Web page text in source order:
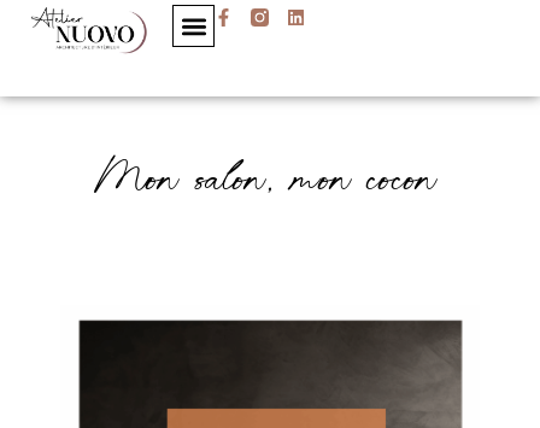
Mon salon, mon cocon